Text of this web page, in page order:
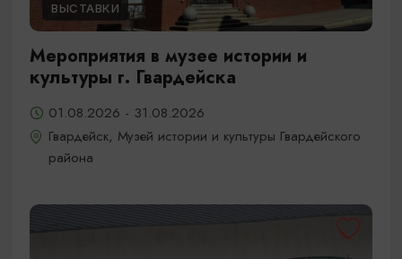
ВЫСТАВКИ
Мероприятия в музее истории и
культуры г. Гвардейска
01.08.2026 - 31.08.2026
Гвардейск, Музей истории и культуры Гвардейского
района